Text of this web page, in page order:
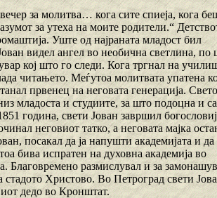
за молитва… кога сите спиеја, кога
за утеха на моите родители.“
Уште од најраната младост бил
видел ангел во необична светлина, по
кој што го следи. Кога тргнал на
читањето. Меѓутоа молитвата упатена
првенец на неговата генерација.
младоста и студиите, за што подоцна и
година, свети Јован завршил
неговиот татко, а неговата мајка
посакал да ја напушти академијата и да
бива испратен на духовна академија во
Благовремено размислувал и за
Христово. Во Петроград свети
дедо во Кронштат.